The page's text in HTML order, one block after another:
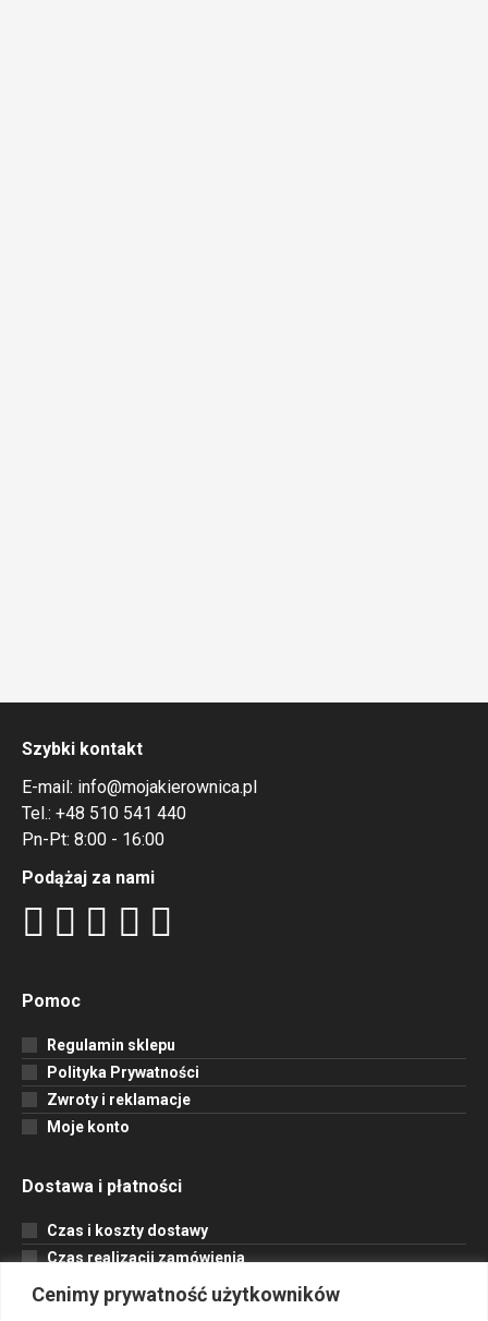
Cenimy prywatność użytkowników
Szybki kontakt
E-mail: info@mojakierownica.pl
Tel.: +48 510 541 440
Pn-Pt: 8:00 - 16:00
Podążaj za nami
Pomoc
Regulamin sklepu
Polityka Prywatności
Zwroty i reklamacje
Moje konto
Dostawa i płatności
Czas i koszty dostawy
Czas realizacji zamówienia
Formy płatności
Opcje dostawy